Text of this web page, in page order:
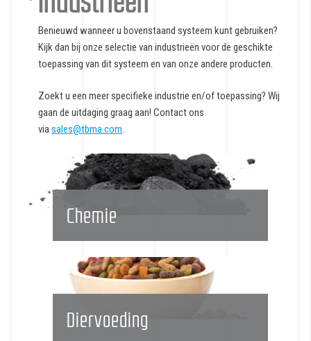
Benieuwd wanneer u bovenstaand systeem kunt gebruiken?
Kijk dan bij onze selectie van industrieën voor de geschikte
toepassing van dit systeem en van onze andere producten.
Zoekt u een meer specifieke industrie en/of toepassing? Wij
gaan de uitdaging graag aan! Contact ons
viasales@tbma.com.
Chemie
Diervoeding